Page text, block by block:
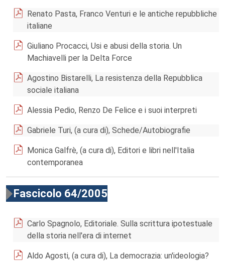
Renato Pasta, Franco Venturi e le antiche repubbliche
italiane
Giuliano Procacci, Usi e abusi della storia. Un
Machiavelli per la Delta Force
Agostino Bistarelli, La resistenza della Repubblica
sociale italiana
Alessia Pedio, Renzo De Felice e i suoi interpreti
Gabriele Turi, (a cura di), Schede/Autobiografie
Monica Galfrè, (a cura di), Editori e libri nell'Italia
contemporanea
Fascicolo 64/2005
Carlo Spagnolo, Editoriale. Sulla scrittura ipotestuale
della storia nell'era di internet
Aldo Agosti, (a cura di), La democrazia: un'ideologia?